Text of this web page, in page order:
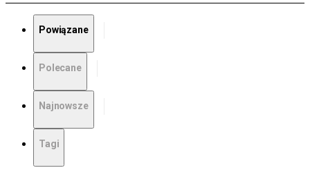
Powiązane
Polecane
Najnowsze
Tagi